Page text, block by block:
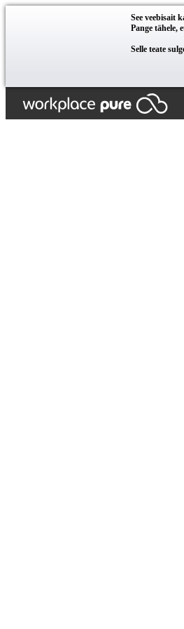
See veebisait
Pange tähele,
Selle teate